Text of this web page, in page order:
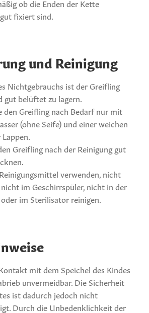
ob die Enden der Kette
fixiert sind.
und Reinigung
Nichtgebrauchs ist der Greifling
gut belüftet zu lagern.
den Greifling nach Bedarf nur mit
(ohne Seife) und einer weichen
Greifling nach der Reinigung gut
verwenden, nicht
im Geschirrspüler, nicht in der
im Sterilisator reinigen.
mit dem Speichel des Kindes
unvermeidbar. Die Sicherheit
ist dadurch jedoch nicht
Durch die Unbedenklichkeit der